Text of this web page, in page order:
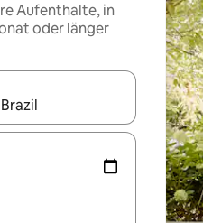
Aufenthalte, in
oder länger
navigiere mit den Pfeiltasten